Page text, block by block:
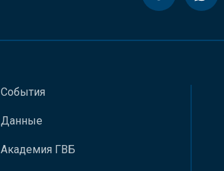
События
Данные
Академия ГВБ